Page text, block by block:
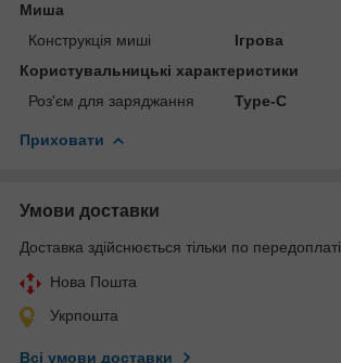
Миша
Конструкція миші
Ігрова
Користувальницькі характеристики
Роз'єм для заряджання
Type-C
Приховати
Умови доставки
Доставка здійснюється тільки по передоплаті.
Нова Пошта
Укрпошта
Всі умови доставки